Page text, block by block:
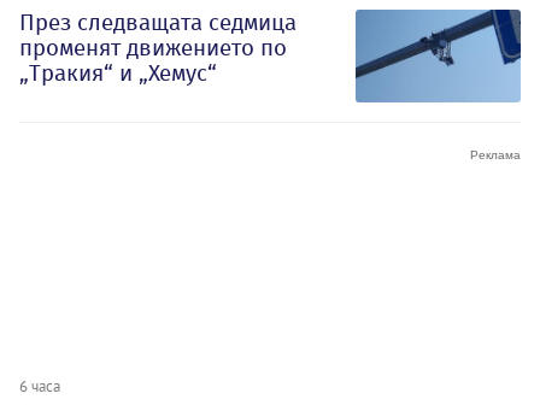
През следващата седмица
променят движението по
„Тракия“ и „Хемус“
6 часа